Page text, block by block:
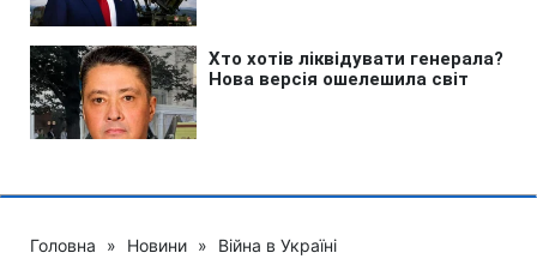
Головна » Новини » Війна в Україні